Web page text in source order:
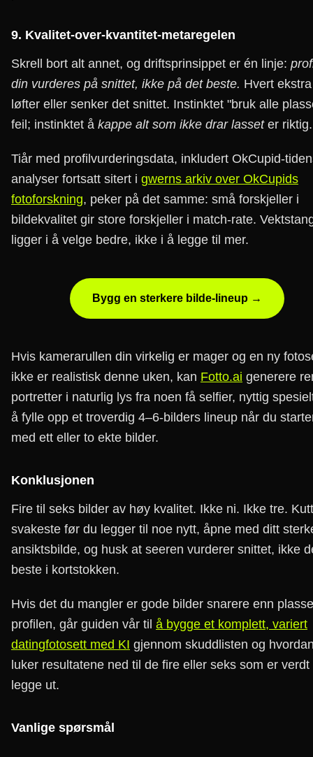
9. Kvalitet-over-kvantitet-metaregelen
Skrell bort alt annet, og driftsprinsippet er én linje:
din vurderes på snittet, ikke på det beste. Hvert
løfter eller senker det snittet. Instinktet "bruk alle
feil; instinktet å kappe alt som ikke drar lasseter riktig.
Tiår med profilvurderingsdata, inkludert OkCupid-
analyser fortsatt sitert i gwerns arkiv over OkCupids
fotoforskning, peker på det samme: små forskjeller i
bildekvalitet gir store forskjeller i match-rate.
ligger i å velge bedre, ikke i å legge til mer.
Bygg en sterkere bilde-lineup →
Hvis kamerarullen din virkelig er mager og en ny
ikke er realistisk denne uken, kan Fotto.ai generere
portretter i naturlig lys fra noen få selfier, nyttig
å fylle opp et troverdig 4–6-bilders lineup når du
med ett eller to ekte bilder.
Konklusjonen
Fire til seks bilder av høy kvalitet. Ikke ni. Ikke tre.
svakeste før du legger til noe nytt, åpne med ditt
ansiktsbilde, og husk at seeren vurderer snittet, ikke
beste i kortstokken.
Hvis det du mangler er gode bilder snarere enn
profilen, går guiden vår til å bygge et komplett, variert
datingfotosett med KI gjennom skuddlisten og
luker resultatene ned til de fire eller seks som er verdt
legge ut.
Vanlige spørsmål